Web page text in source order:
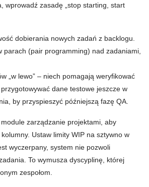
wprowadź zasadę „stop starting, start
dobierania nowych zadań z backlogu.
parach (pair programming) nad zadaniami,
„w lewo” – niech pomagają weryfikować
dane testowe jeszcze w
by przyspieszyć późniejszą fazę QA.
zarządzanie projektami, aby
Ustaw limity WIP na sztywno w
wyczerpany, system nie pozwoli
To wymusza dyscyplinę, której
zespołom.